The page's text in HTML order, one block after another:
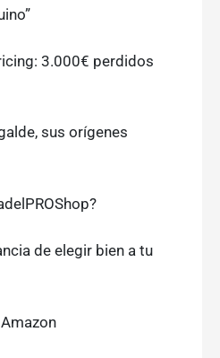
3.000€ perdidos
sus orígenes
de elegir bien a tu